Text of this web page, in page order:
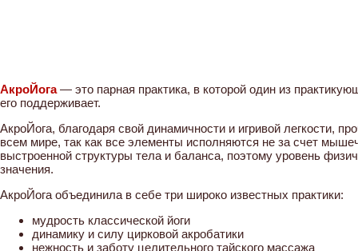
АкроЙога— это парная практика, в которой один из
его поддерживает.
АкроЙога, благодаря свой динамичности и игривой легкости,
всем мире, так как все элементы исполняются не за счет
выстроенной структуры тела и баланса, поэтому уровень
значения.
АкроЙога объединила в себе три широко известных практики:
мудрость классической йоги
динамику и силу цирковой акробатики
нежность и заботу целительного тайского массажа